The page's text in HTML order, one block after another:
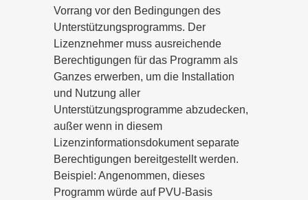
Vorrang vor den Bedingungen des
Unterstützungsprogramms. Der
Lizenznehmer muss ausreichende
Berechtigungen für das Programm als
Ganzes erwerben, um die Installation
und Nutzung aller
Unterstützungsprogramme abzudecken,
außer wenn in diesem
Lizenzinformationsdokument separate
Berechtigungen bereitgestellt werden.
Beispiel: Angenommen, dieses
Programm würde auf PVU-Basis